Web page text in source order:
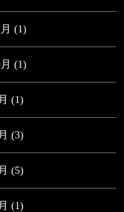
(1)
(1)
(1)
(3)
(5)
(1)